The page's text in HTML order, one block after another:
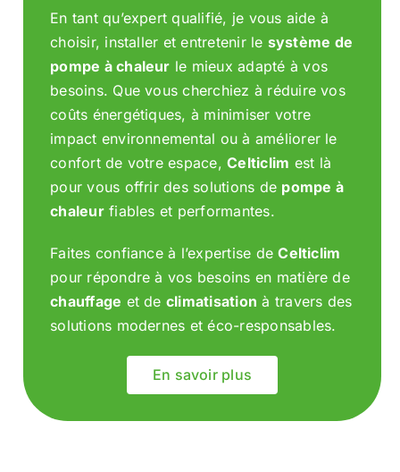
En tant qu’expert qualifié, je vous aide à
choisir, installer et entretenir le système de
pompe à chaleur le mieux adapté à vos
besoins. Que vous cherchiez à réduire vos
coûts énergétiques, à minimiser votre
impact environnemental ou à améliorer le
confort de votre espace,Celticlim est là
pour vous offrir des solutions de pompe à
chaleurfiables et performantes.
Faites confiance à l’expertise deCelticlim
pour répondre à vos besoins en matière de
chauffage et de climatisation à travers des
solutions modernes et éco-responsables.
En savoir plus